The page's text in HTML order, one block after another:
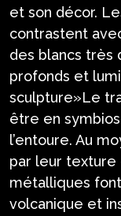
et son décor.
contrastent
des blancs très
profonds et
sculpture»Le
être en
l’entoure. Au
par leur texture
métalliques
volcanique et